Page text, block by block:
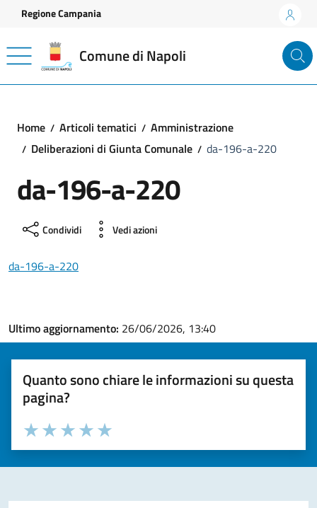
Vai ai contenuti
Vai al footer
Regione Campania
Comune di Napoli
Home Articoli tematici
Amministrazione
Deliberazioni di Giunta Comunale
da-196-a-220
da-196-a-220
Condividi Vedi azioni
da-196-a-220
Ultimo aggiornamento: 26/06/2026, 13:40
Quanto sono chiare le informazioni su questa
pagina?
Valuta la chiarezza delle informazioni (da 1 a 5 stelle)
Seleziona il numero di stelle per valutare la chiarezza delle
Valuta 5 stelle su 5
Valuta 4 stelle su 5
Valuta 3 stelle su 5
Valuta 2 stelle su 5
Valuta 1 stelle su 5